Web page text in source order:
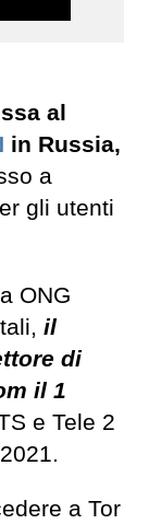
al
in Russia,
a
gli utenti
ONG
il
di
il 1
e Tele 2
a Tor